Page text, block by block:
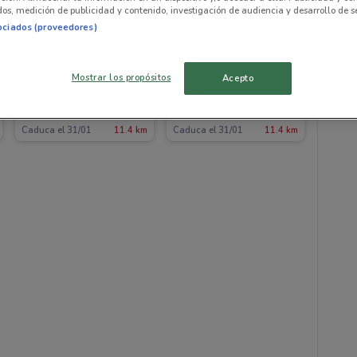
Caduca el 31/01 11.4 km Caduca el 31/01 11.4 km
medición de publicidad y contenido, investigación de audiencia y desarrollo de
(proveedores)
Mostrar los propósitos Acepto